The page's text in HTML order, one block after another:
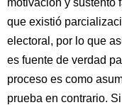
motivación y sustento
que existió
electoral, por lo que
es fuente de verdad
proceso es como
prueba en contrario.